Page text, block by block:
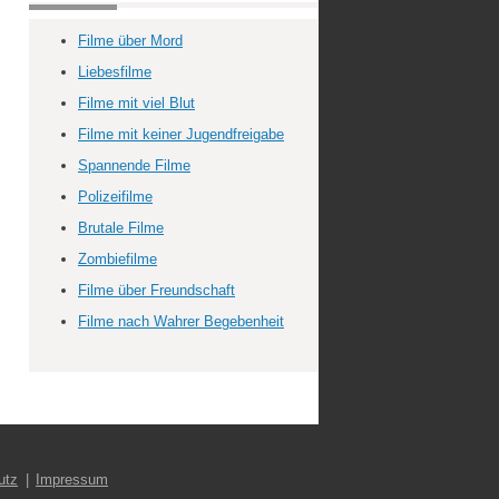
Filme über Mord
Liebesfilme
Filme mit viel Blut
Filme mit keiner Jugendfreigabe
Spannende Filme
Polizeifilme
Brutale Filme
Zombiefilme
Filme über Freundschaft
Filme nach Wahrer Begebenheit
Impressum